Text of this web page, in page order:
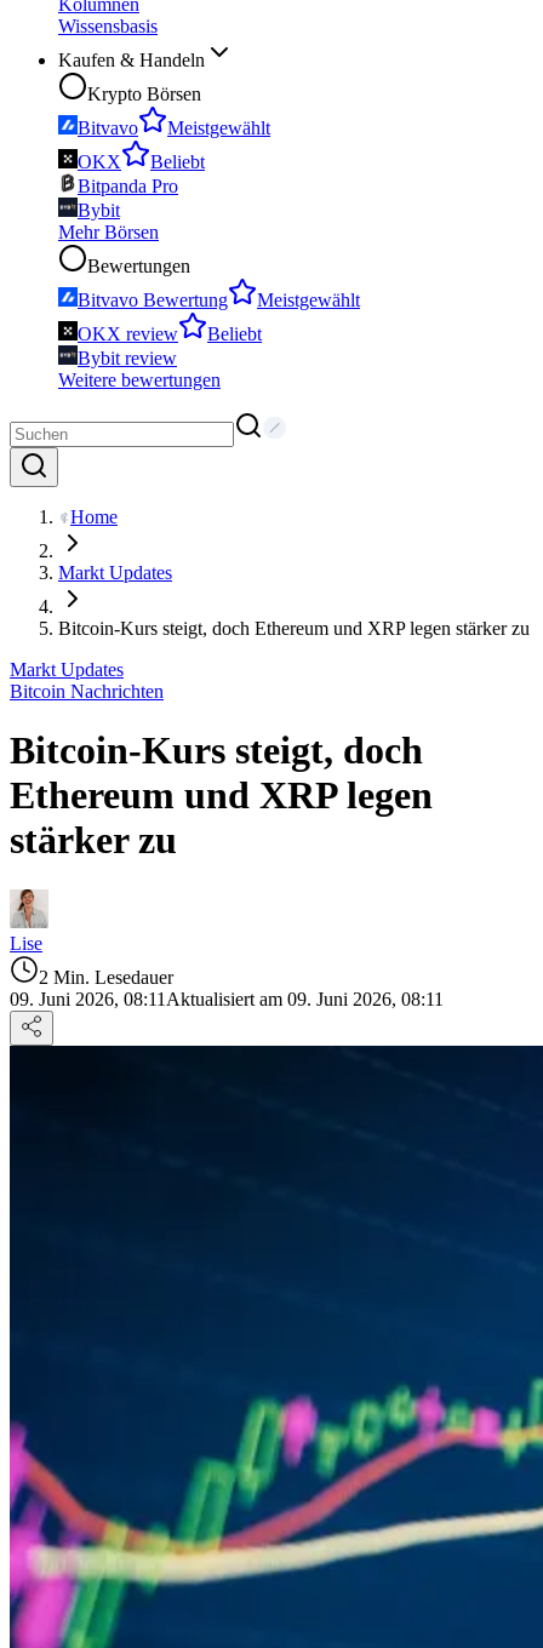
Kolumnen
Wissensbasis
Kaufen & Handeln
Krypto Börsen
Bitvavo
Meistgewählt
OKX
Beliebt
Bitpanda Pro
Bybit
Mehr Börsen
Bewertungen
Bitvavo Bewertung
Meistgewählt
OKX review
Beliebt
Bybit review
Weitere bewertungen
Home
Markt Updates
Bitcoin-Kurs steigt, doch Ethereum und XRP legen stärker zu
Markt Updates
Bitcoin Nachrichten
Bitcoin-Kurs steigt, doch
Ethereum und XRP legen
stärker zu
Lise
2 Min. Lesedauer
09. Juni 2026, 08:11 Aktualisiert am 09. Juni 2026, 08:11